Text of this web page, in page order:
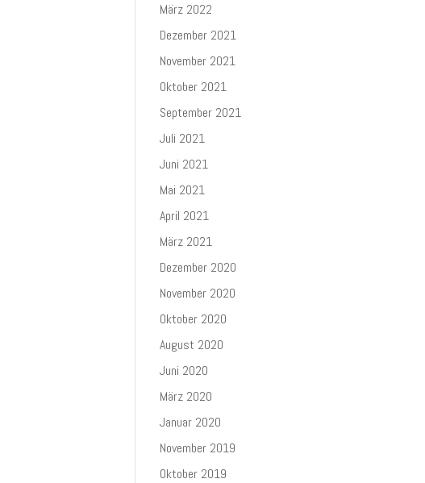
März 2022
Dezember 2021
November 2021
Oktober 2021
September 2021
Juli 2021
Juni 2021
Mai 2021
April 2021
März 2021
Dezember 2020
November 2020
Oktober 2020
August 2020
Juni 2020
März 2020
Januar 2020
November 2019
Oktober 2019